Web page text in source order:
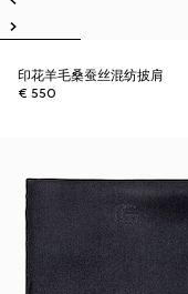
印花羊毛桑蚕丝混纺披肩
€ 550